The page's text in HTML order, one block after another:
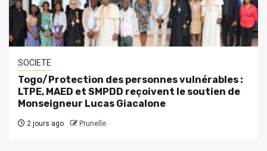
SOCIETE
Togo/Protection des personnes vulnérables :
LTPE, MAED et SMPDD reçoivent le soutien de
Monseigneur Lucas Giacalone
2 jours ago Prunelle